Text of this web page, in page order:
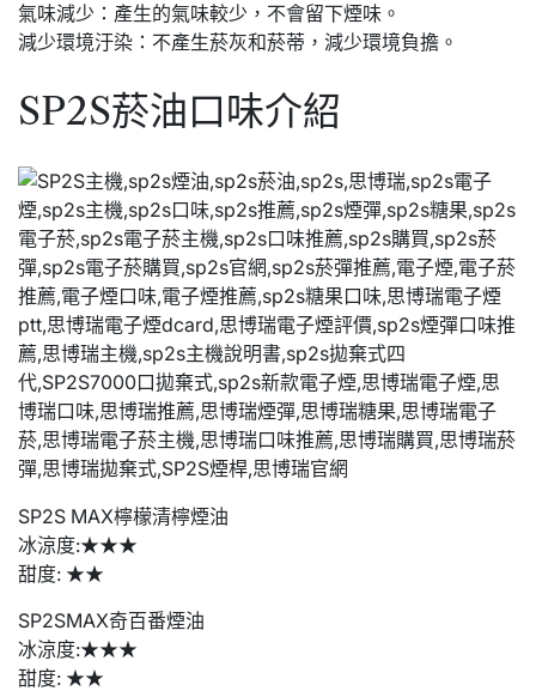
氣味減少：產生的氣味較少，不會留下煙味。
減少環境汙染：不產生菸灰和菸蒂，減少環境負擔。
SP2S菸油口味介紹
SP2S MAX檸檬清檸煙油
冰涼度:★★★
甜度: ★★
SP2SMAX奇百番煙油
冰涼度:★★★
甜度: ★★